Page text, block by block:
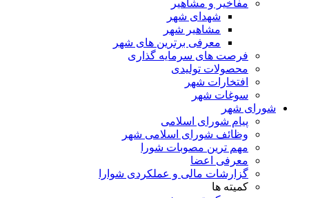
مفاخیر و مشاهیر
شهدای شهر
مشاهیر شهر
معرفی برترین های شهر
فرصت های سرمایه گذاری
محصولات تولیدی
افتخارات شهر
سوغات شهر
شورای شهر
پیام شورای اسلامی
وظائف شورای اسلامی شهر
مهم ترین مصوبات شورا
معرفی اعضا
گزارشات مالی و عملکردی شوارا
کمیته ها